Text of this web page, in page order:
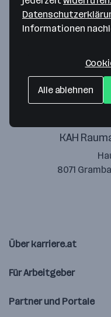
Bitte
KAH
8071
Über karriere.at
Für Arbeitgeber
Partner und Portale
Informationen
Alle ablehnen